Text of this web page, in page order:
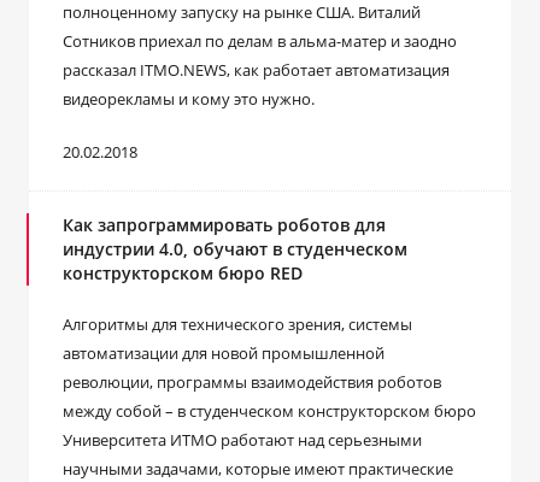
полноценному запуску на рынке США. Виталий
Сотников приехал по делам в альма-матер и заодно
рассказал ITMO.NEWS, как работает автоматизация
видеорекламы и кому это нужно.
20.02.2018
Как запрограммировать роботов для
индустрии 4.0, обучают в студенческом
конструкторском бюро RED
Алгоритмы для технического зрения, системы
автоматизации для новой промышленной
революции, программы взаимодействия роботов
между собой – в студенческом конструкторском бюро
Университета ИТМО работают над серьезными
научными задачами, которые имеют практические